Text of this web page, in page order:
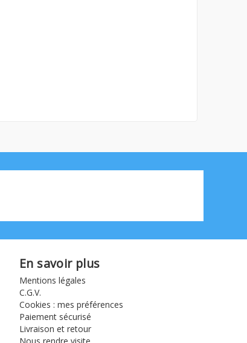
En savoir plus
Mentions légales
C.G.V.
Cookies : mes préférences
Paiement sécurisé
Livraison et retour